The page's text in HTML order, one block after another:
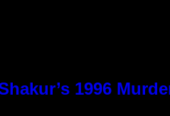
1996